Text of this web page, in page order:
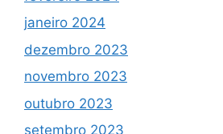
janeiro 2024
dezembro 2023
novembro 2023
outubro 2023
setembro 2023